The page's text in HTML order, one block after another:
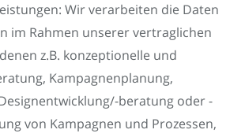
Wir verarbeiten die Daten
im Rahmen unserer vertraglichen
z.B. konzeptionelle und
Kampagnenplanung,
beratung oder -
von Kampagnen und Prozessen,